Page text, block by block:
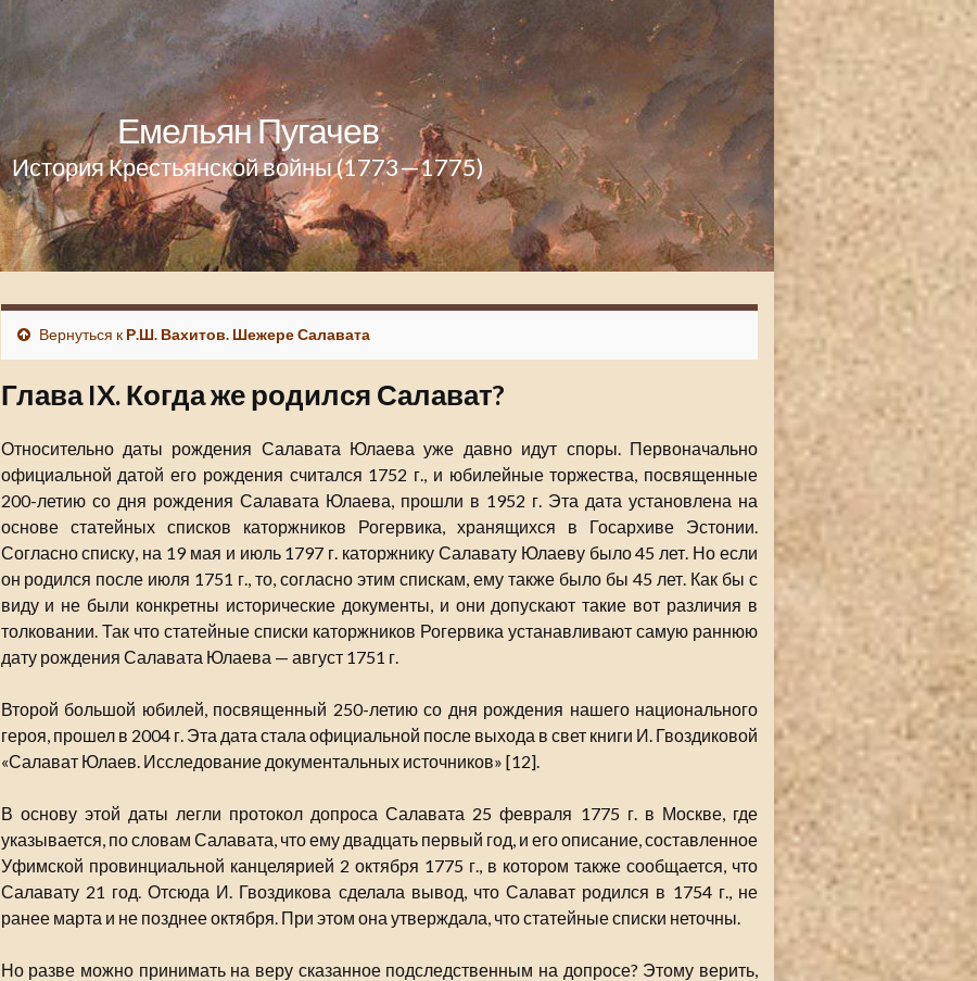
Емельян Пугачев
История Крестьянской войны (1773—1775)
Вернуться к Р.Ш. Вахитов. Шежере Салавата
Глава IX. Когда же родился Салават?
Относительно даты рождения Салавата Юлаева уже давно идут споры. Первоначально
официальной датой его рождения считался 1752 г., и юбилейные торжества, посвященные
200-летию со дня рождения Салавата Юлаева, прошли в 1952 г. Эта дата установлена на
основе статейных списков каторжников Рогервика, хранящихся в Госархиве Эстонии.
Согласно списку, на 19 мая и июль 1797 г. каторжнику Салавату Юлаеву было 45 лет. Но если
он родился после июля 1751 г., то, согласно этим спискам, ему также было бы 45 лет. Как бы с
виду и не были конкретны исторические документы, и они допускают такие вот различия в
толковании. Так что статейные списки каторжников Рогервика устанавливают самую раннюю
дату рождения Салавата Юлаева — август 1751 г.
Второй большой юбилей, посвященный 250-летию со дня рождения нашего национального
героя, прошел в 2004 г. Эта дата стала официальной после выхода в свет книги И. Гвоздиковой
«Салават Юлаев. Исследование документальных источников» [12].
В основу этой даты легли протокол допроса Салавата 25 февраля 1775 г. в Москве, где
указывается, по словам Салавата, что ему двадцать первый год, и его описание, составленное
Уфимской провинциальной канцелярией 2 октября 1775 г., в котором также сообщается, что
Салавату 21 год. Отсюда И. Гвоздикова сделала вывод, что Салават родился в 1754 г., не
ранее марта и не позднее октября. При этом она утверждала, что статейные списки неточны.
Но разве можно принимать на веру сказанное подследственным на допросе? Этому верить,